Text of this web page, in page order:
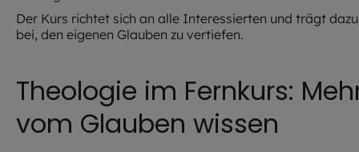
Der Kurs richtet sich an alle Interessierten und trägt dazu
bei, den eigenen Glauben zu vertiefen.
Theologie im Fernkurs:
vom Glauben wissen